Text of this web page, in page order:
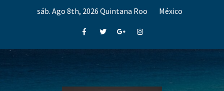
sáb. Ago 8th, 2026 Quintana Roo México
FacebookTwitterGoogle+Instagram